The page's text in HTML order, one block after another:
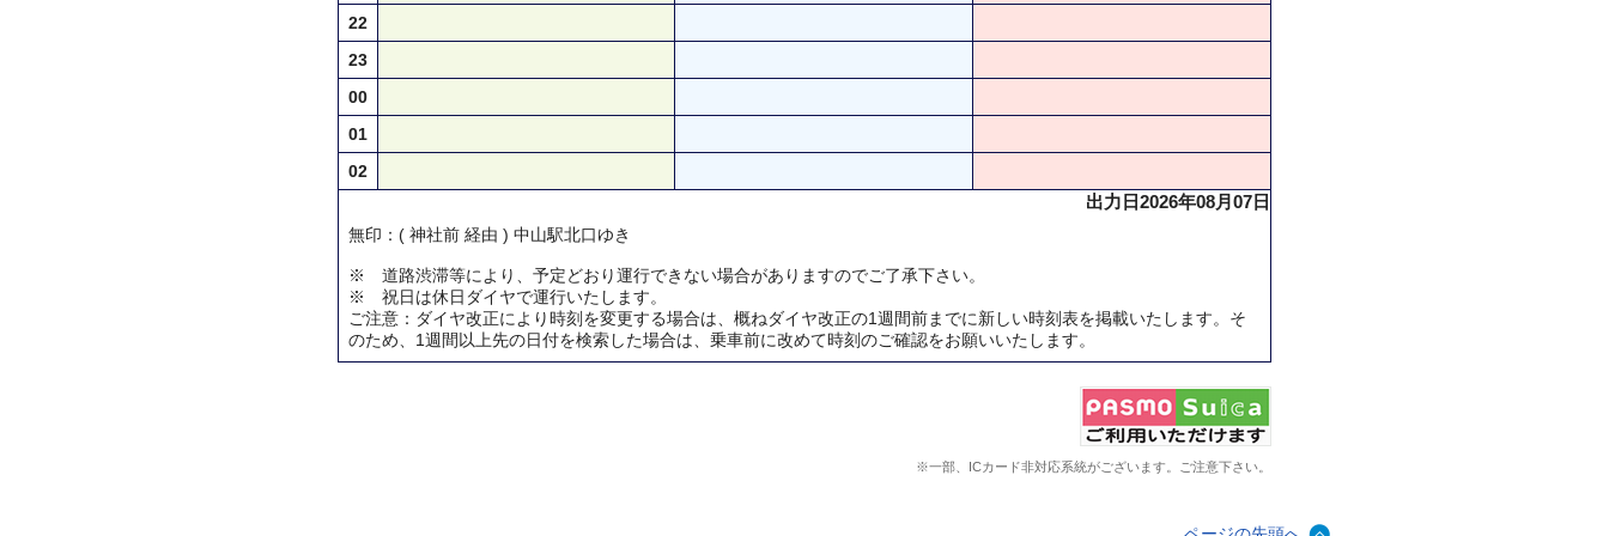
22
23
00
01
02
出力日2026年08月07日
無印：( 神社前 経由 ) 中山駅北口ゆき
※ 道路渋滞等により、予定どおり運行できない場合がありますのでご了承下さい。
※ 祝日は休日ダイヤで運行いたします。
ご注意：ダイヤ改正により時刻を変更する場合は、概ねダイヤ改正の1週間前までに新しい時刻表を掲載いたします。そ
のため、1週間以上先の日付を検索した場合は、乗車前に改めて時刻のご確認をお願いいたします。
※一部、ICカード非対応系統がございます。ご注意下さい。